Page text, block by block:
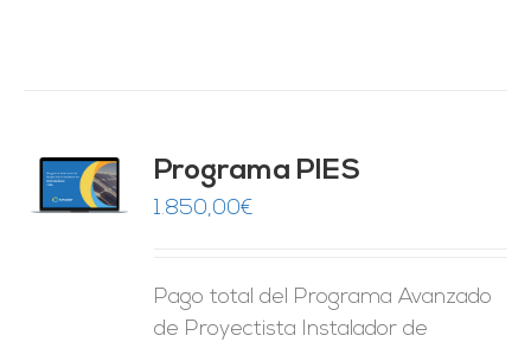
Programa PIES
1.850,00€
Pago total del Programa Avanzado
de Proyectista Instalador de